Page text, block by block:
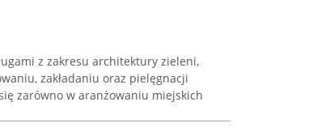
z zakresu architektury zieleni,
zakładaniu oraz pielęgnacji
zarówno w aranżowaniu miejskich